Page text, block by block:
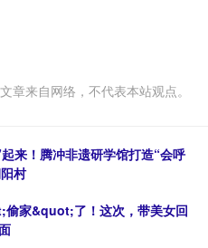
章来自网络，不代表本站观点。
来！腾冲非遗研学馆打造“会呼
村
家&quot;了！这次，带美女回